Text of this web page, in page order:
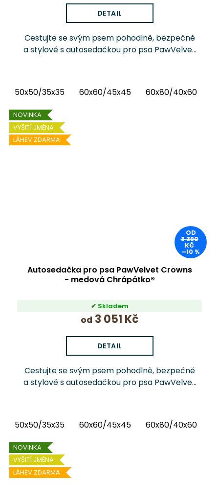
DETAIL
Cestujte se svým psem pohodlně, bezpečně
a stylově s autosedačkou pro psa PawVelvet
látku...
50x50/35x35 60x60/45x45 60x80/40x60
NOVINKA
VYŠITÍ JMÉNA
LÁHEV ZDARMA
OD
3 390
KČ
–10 %
Autosedačka pro psa PawVelvet Crowns
- medová Chrápátko®
Skladem
od 3 051 Kč
DETAIL
Cestujte se svým psem pohodlně, bezpečně
a stylově s autosedačkou pro psa PawVelvet
50x50/35x35 60x60/45x45 60x80/40x60
NOVINKA
VYŠITÍ JMÉNA
LÁHEV ZDARMA